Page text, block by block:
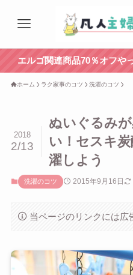
エルゴ関連商品70％オフや
ホーム ラク家事のコツ 洗濯のコツ
ぬいぐるみ
い！セスキ
濯しよう
2018
2/13
洗濯のコツ 2015年9月16日
当ページのリンクには広